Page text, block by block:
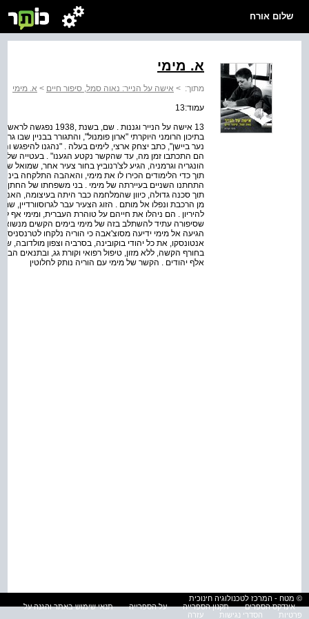
שלום אורח
א. מימי
מתוך: > אישה על הנייר: נאוה סמל, סיפור חיים > א. מימי
עמוד:13
13 אישה על הנייר
בתיכון הרומני היוקרתי "ארון פומנול", והתגורר בבניין
הם התכתבו זמן מה, עד שהקשר נקטע הגענו" . בעטייה של
הונגריה וגרמניה, הגיע לצ'רנוביץ בחור צעיר אחר, שמואל
התחתנו השניים בעיירתה של מימי . בני משפחתו של החתן
תוך סכנה גדולה, כיוון שהמלחמה כבר היתה בעיצומה,
מן הרכבת ונפלו אל מותם . הזוג הצעיר עבר לגרוסוורדיין,
להיריון . הם ניהלו את חייהם על טוהרת העברית, ומימי
שסיפורה עתיד להשתלב בזה של מימי בימים הקשים
הגיעה אל מימי ידיעה מסוצ'אבה כי הוריה נלקחו
אלף יהודים . הקשר של מימי עם הוריה נותק לחלוטין
© מטח - המרכז לטכנולוגיה חינוכית
אינדקס הספרים
תקנון הספרייה על הספרייה
תנאי שימוש באתר והגנה על
פרטיות
הסדרי נגישות עזרה